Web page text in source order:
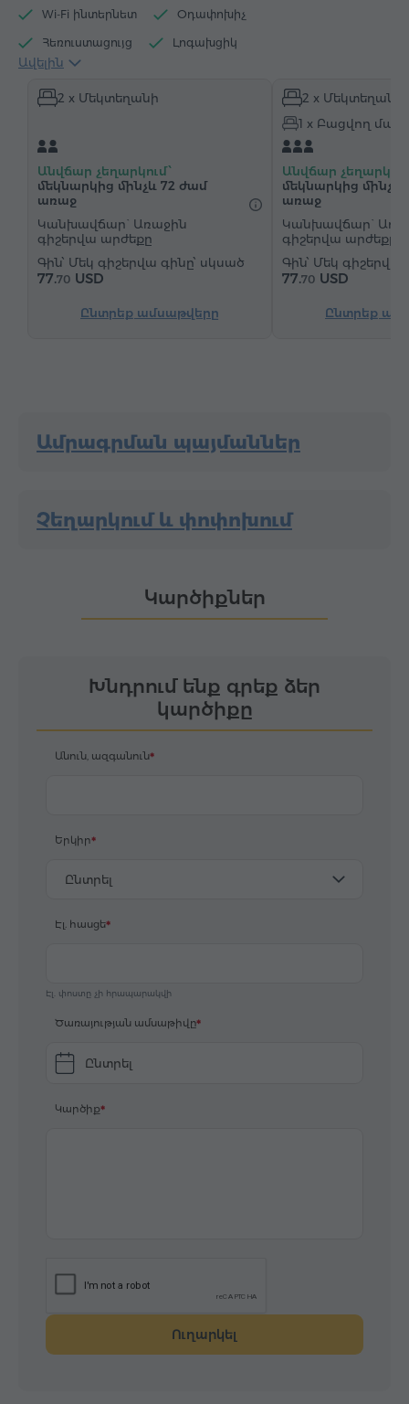
Wi-Fi ինտերնետ Օդափոխիչ
Հեռուստացույց Լոգախցիկ
Էլեկտրական թեյնիկ
Սրբիչներ Հողաթափեր Վարսահարդարիչ
Գրասեղան
Աթոռ
Ավելին
2 x Մեկտեղանի
Անվճար չեղարկում՝
մեկնարկից մինչև 72 ժամ
առաջ
Կանխավճար` Առաջին
գիշերվա արժեքը
Մեկ գիշերվա գինը՝ սկսած
77.70 USD
Ընտրեք ամսաթվերը
2 x Մեկտեղանի
1 x Բացվող
Անվճար
մեկնարկից մինչև
առաջ
Կանխավճար`
գիշերվա արժեքը
Մեկ գիշերվա
77.70 USD
Ընտրեք
Ամրագրման պայմաններ
Չեղարկում և փոփոխում
Կարծիքներ
Խնդրում ենք գրեք ձեր
կարծիքը
Անուն, ազգանուն
Երկիր
Ընտրել
Էլ. հասցե
Էլ. փոստը չի հրապարակվի
Ծառայության ամսաթիվը
Ընտրել
Կարծիք
Ուղարկել